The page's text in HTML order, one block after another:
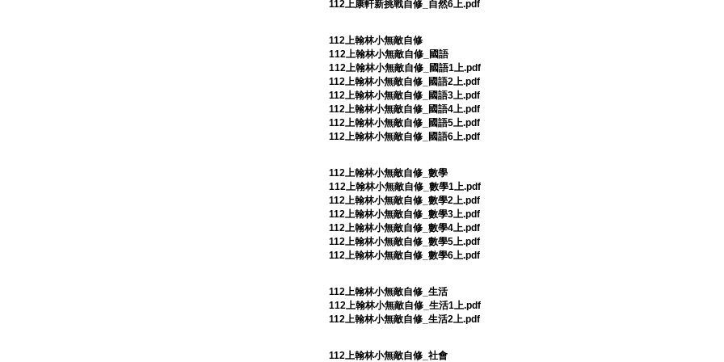
112上康軒新挑戰自修_自然6上.pdf
112上翰林小無敵自修
112上翰林小無敵自修_國語
112上翰林小無敵自修_國語1上.pdf
112上翰林小無敵自修_國語2上.pdf
112上翰林小無敵自修_國語3上.pdf
112上翰林小無敵自修_國語4上.pdf
112上翰林小無敵自修_國語5上.pdf
112上翰林小無敵自修_國語6上.pdf
112上翰林小無敵自修_數學
112上翰林小無敵自修_數學1上.pdf
112上翰林小無敵自修_數學2上.pdf
112上翰林小無敵自修_數學3上.pdf
112上翰林小無敵自修_數學4上.pdf
112上翰林小無敵自修_數學5上.pdf
112上翰林小無敵自修_數學6上.pdf
112上翰林小無敵自修_生活
112上翰林小無敵自修_生活1上.pdf
112上翰林小無敵自修_生活2上.pdf
112上翰林小無敵自修_社會